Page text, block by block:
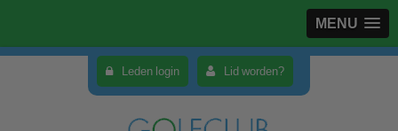
MENU
Leden login Lid worden?